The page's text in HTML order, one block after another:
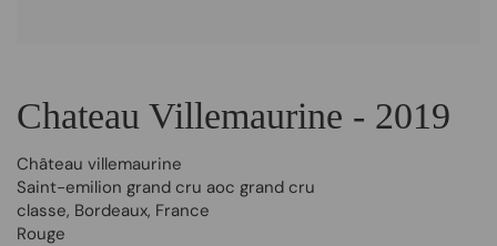
Chateau Villemaurine - 2019
Château villemaurine
Saint-emilion grand cru aoc grand cru
classe, Bordeaux, France
Rouge